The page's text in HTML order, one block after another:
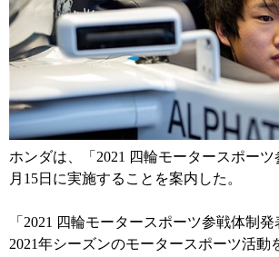
ホンダは、「2021 四輪モータースポーツ
月15日に実施することを案内した。
「2021 四輪モータースポーツ参戦体制
2021年シーズンのモータースポーツ活